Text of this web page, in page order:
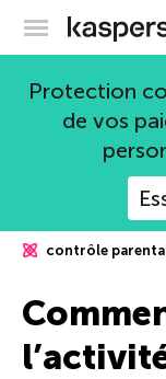
Protection
de vos
contrôle